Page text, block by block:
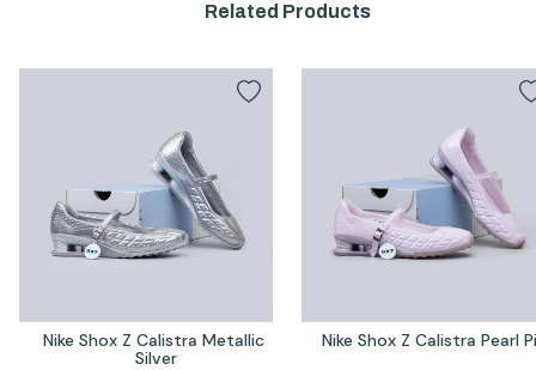
Related Products
Nike Shox Z Calistra Metallic
Silver
Nike Shox Z Calistra Pearl